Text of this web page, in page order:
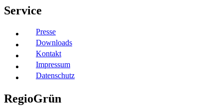
Service
Presse
Downloads
Kontakt
Impressum
Datenschutz
RegioGrün